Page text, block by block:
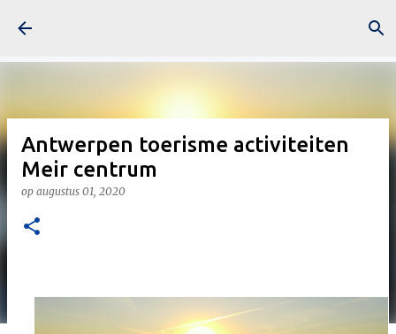
Antwerpen toerisme activiteiten
Meir centrum
op augustus 01, 2020